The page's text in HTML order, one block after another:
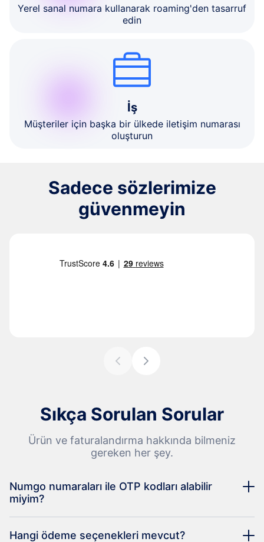
Yerel sanal numara kullanarak roaming'den tasarruf
edin
İş
Müşteriler için başka bir ülkede iletişim numarası
oluşturun
Sadece sözlerimize
güvenmeyin
Sıkça Sorulan Sorular
Ürün ve faturalandırma hakkında bilmeniz
gereken her şey.
Numgo numaraları ile OTP kodları alabilir
miyim?
Hangi ödeme seçenekleri mevcut?